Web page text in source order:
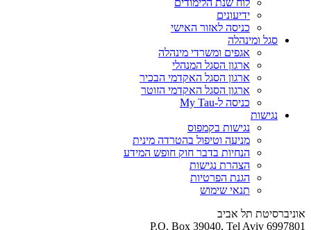
לוח שנת הלימודים
ידיעונים
כניסה לאזור האישי
סגל ומינהלה
אגפים ומשרדי מינהלה
ארגון הסגל המנהלי
ארגון הסגל האקדמי הבכיר
ארגון הסגל האקדמי הזוטר
כניסה ל-My Tau
נגישות
נגישות בקמפוס
מניעה וטיפול בהטרדה מינית
הנחיות בדבר חוק חופש המידע
הצהרת נגישות
הגנת הפרטיות
תנאי שימוש
אוניברסיטת תל אביב
P.O. Box 39040, Tel Aviv 6997801